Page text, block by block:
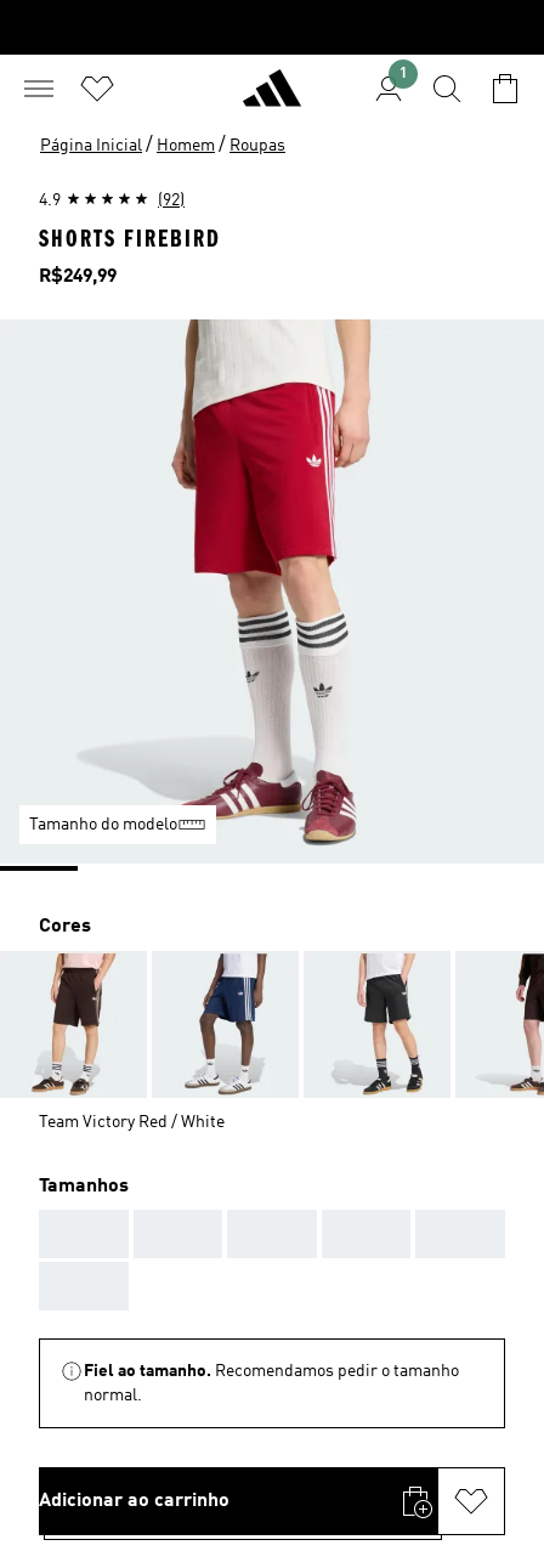
1
Página Inicial / Homem / Roupas
4.9 (92)
SHORTS FIREBIRD
Preço
R$249,99
Tamanho do modelo
Cores
Team Victory Red / White
Tamanhos
Fiel ao tamanho. Recomendamos pedir o tamanho
normal.
Adicionar ao carrinho